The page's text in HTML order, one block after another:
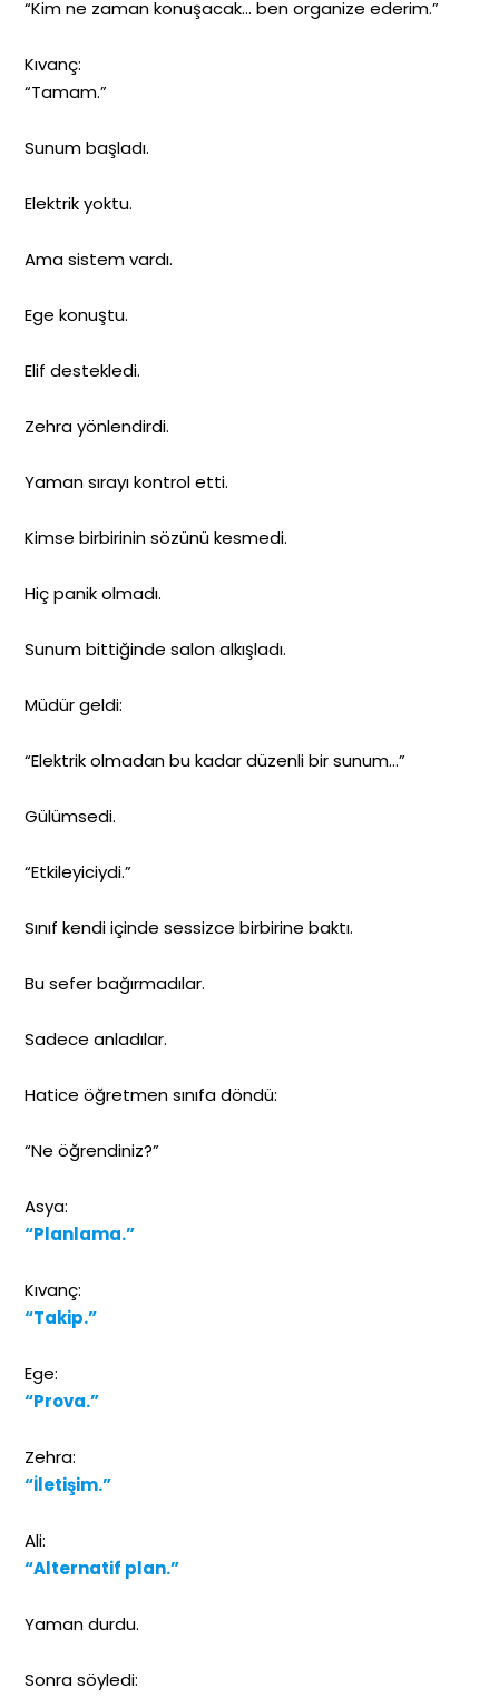
“Kim ne zaman konuşacak… ben organize ederim.”
Kıvanç:
“Tamam.”
Sunum başladı.
Elektrik yoktu.
Ama sistem vardı.
Ege konuştu.
Elif destekledi.
Zehra yönlendirdi.
Yaman sırayı kontrol etti.
Kimse birbirinin sözünü kesmedi.
Hiç panik olmadı.
Sunum bittiğinde salon alkışladı.
Müdür geldi:
“Elektrik olmadan bu kadar düzenli bir sunum…”
Gülümsedi.
“Etkileyiciydi.”
Sınıf kendi içinde sessizce birbirine baktı.
Bu sefer bağırmadılar.
Sadece anladılar.
Hatice öğretmen sınıfa döndü:
“Ne öğrendiniz?”
Asya:
“Planlama.”
Kıvanç:
“Takip.”
Ege:
“Prova.”
Zehra:
“İletişim.”
Ali:
“Alternatif plan.”
Yaman durdu.
Sonra söyledi: